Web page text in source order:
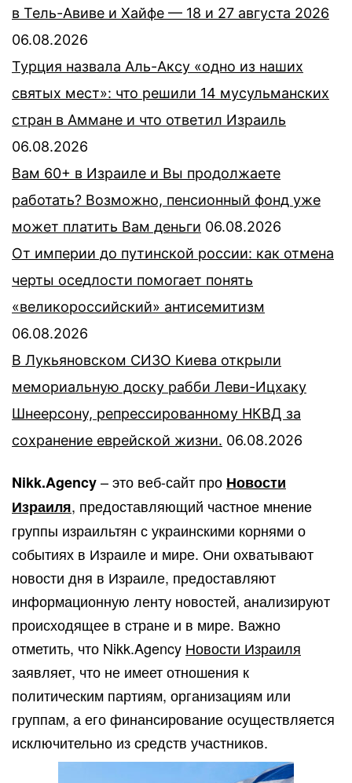
в Тель-Авиве и Хайфе — 18 и 27 августа 2026
06.08.2026
Турция назвала Аль-Аксу «одно из наших
святых мест»: что решили 14 мусульманских
стран в Аммане и что ответил Израиль
06.08.2026
Вам 60+ в Израиле и Вы продолжаете
работать? Возможно, пенсионный фонд уже
может платить Вам деньги 06.08.2026
От империи до путинской россии: как отмена
черты оседлости помогает понять
«великороссийский» антисемитизм
06.08.2026
В Лукьяновском СИЗО Киева открыли
мемориальную доску рабби Леви-Ицхаку
Шнеерсону, репрессированному НКВД за
сохранение еврейской жизни. 06.08.2026
Nikk.Agency– это веб-сайт про Новости
Израиля, предоставляющий частное мнение
группы израильтян с украинскими корнями о
событиях в Израиле и мире. Они охватывают
новости дня в Израиле, предоставляют
информационную ленту новостей, анализируют
происходящее в стране и в мире. Важно
отметить, что Nikk.Agency Новости Израиля
заявляет, что не имеет отношения к
политическим партиям, организациям или
группам, а его финансирование осуществляется
исключительно из средств участников.